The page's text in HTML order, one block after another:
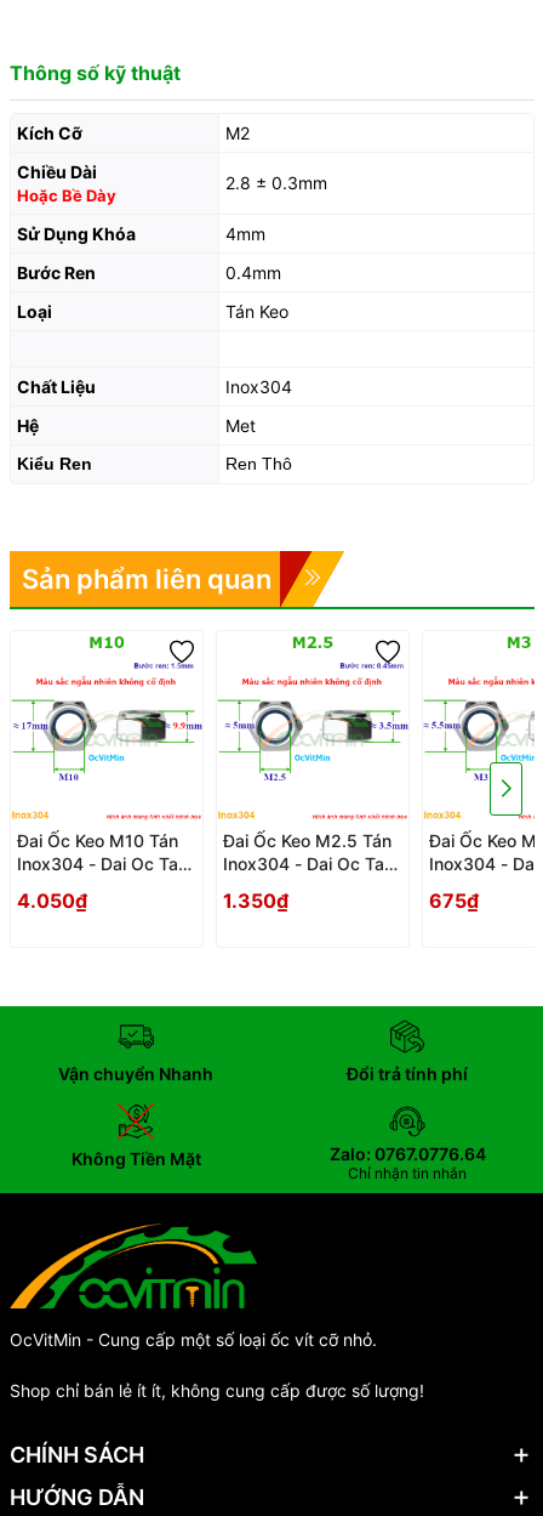
Thông số kỹ thuật
Kích Cỡ
M2
Chiều Dài
Hoặc Bề Dày
2.8 ± 0.3mm
Sử Dụng Khóa
4mm
Bước Ren
0.4mm
Loại
Tán Keo
Chất Liệu
Inox304
Hệ
Met
Kiểu Ren Ren Thô
Sản phẩm liên quan
Đai Ốc Keo M10 Tán
Inox304 - Dai Oc Tan
4.050₫
Đai Ốc Keo M2.5 Tán
Inox304 - Dai Oc Tan
1.350₫
Đai Ốc Keo
Inox304 - Dai
675₫
Vận chuyển Nhanh Đổi trả tính phí
Không Tiền Mặt Zalo: 0767.0776.64
Chỉ nhận tin nhắn
OcVitMin - Cung cấp một số loại ốc vít cỡ nhỏ.
Shop chỉ bán lẻ ít ít, không cung cấp được số lượng!
CHÍNH SÁCH
HƯỚNG DẪN